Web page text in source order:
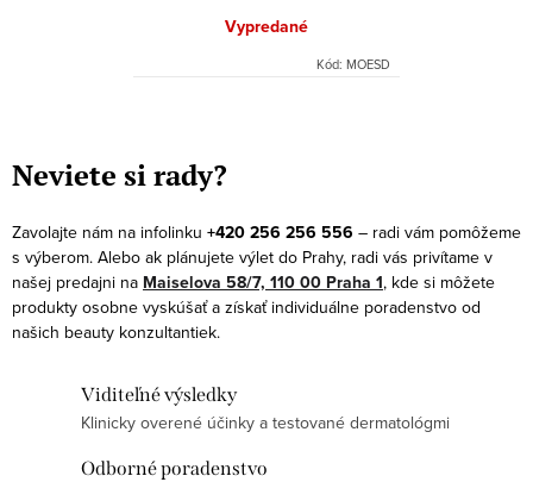
Vypredané
Kód: MOESD
v
l
á
d
a
c
i
Neviete si rady?
Zavolajte nám na infolinku +420 256 256 556 – radi vám pomôžeme
s výberom. Alebo ak plánujete výlet do Prahy, radi vás privítame v
našej predajni na Maiselova 58/7, 110 00 Praha 1, kde si môžete
produkty osobne vyskúšať a získať individuálne poradenstvo od
našich beauty konzultantiek.
Viditeľné výsledky
Klinicky overené účinky a testované dermatológmi
Odborné poradenstvo